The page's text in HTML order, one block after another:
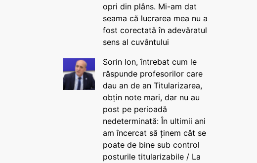
opri din plâns. Mi-am dat
seama că lucrarea mea nu a
fost corectată în adevăratul
sens al cuvântului
Sorin Ion, întrebat cum le
răspunde profesorilor care
dau an de an Titularizarea,
obțin note mari, dar nu au
post pe perioadă
nedeterminată: În ultimii ani
am încercat să ținem cât se
poate de bine sub control
posturile titularizabile / La